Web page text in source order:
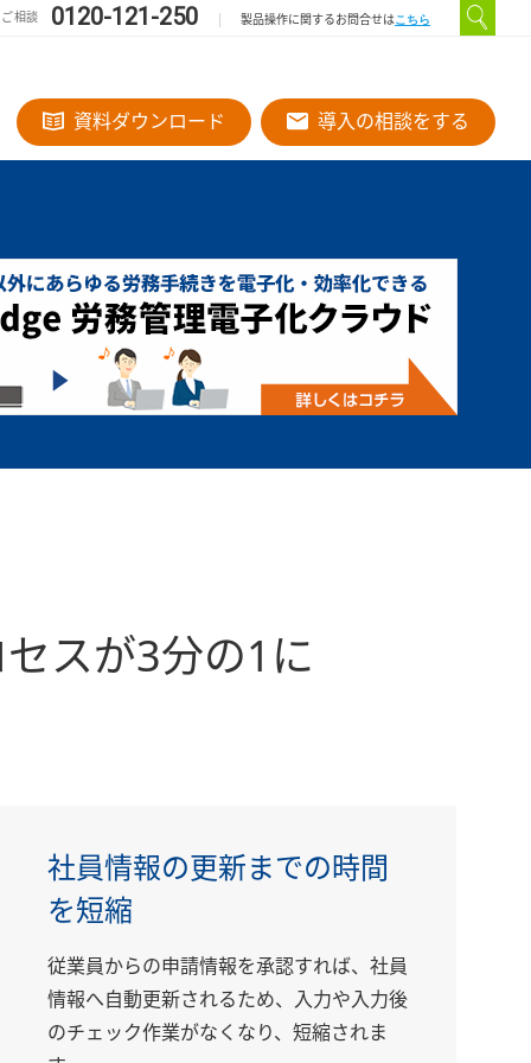
相談 0120-121-250 製品操作に関するお問合せは こちら
資料ダウンロード 導入の相談をする
スが3分の1に
社員情報の更新までの時間
を短縮
従業員からの申請情報を承認すれば、社員
情報へ自動更新されるため、入力や入力後
のチェック作業がなくなり、短縮されま